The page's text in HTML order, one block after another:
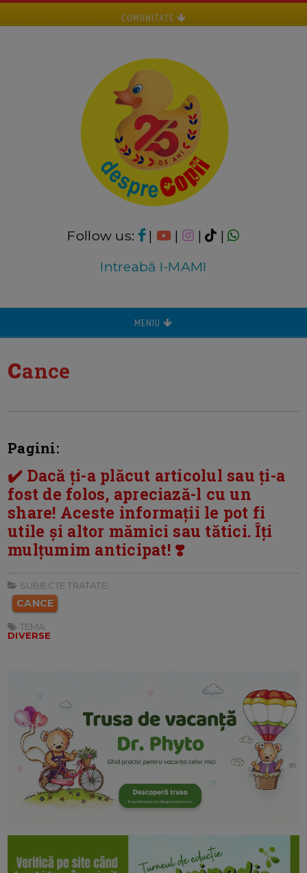
COMUNITATE
Follow us: | | |
|
Intreabă I-MAMI
MENIU
cance
Pagini:
✔️ Dacă ți-a plăcut articolul sau ți-a
fost de folos, apreciază-l cu un
share! Aceste informații le pot fi
utile și altor mămici sau tătici. Îți
mulțumim anticipat! ❣️
SUBIECTE TRATATE:
CANCE
TEMA:
DIVERSE